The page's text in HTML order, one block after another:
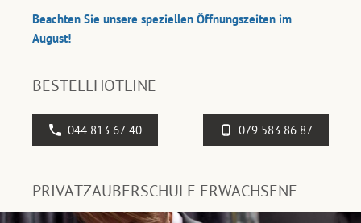
Beachten Sie unsere speziellen Öffnungszeiten im
August!
BESTELLHOTLINE
044 813 67 40 079 583 86 87
PRIVATZAUBERSCHULE ERWACHSENE